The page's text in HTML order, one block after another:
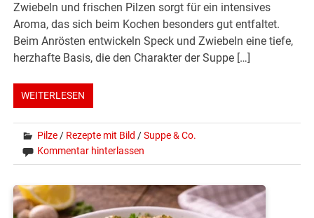
Zwiebeln und frischen Pilzen sorgt für ein intensives
Aroma, das sich beim Kochen besonders gut entfaltet.
Beim Anrösten entwickeln Speck und Zwiebeln eine tiefe,
herzhafte Basis, die den Charakter der Suppe […]
WEITERLESEN
Pilze/ Rezepte mit Bild /Suppe & Co.
Kommentar hinterlassen